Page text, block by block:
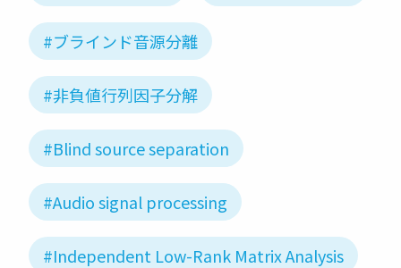
#ブラインド音源分離
#非負値行列因子分解
#Blind source separation
#Audio signal processing
#Independent Low-Rank Matrix Analysis